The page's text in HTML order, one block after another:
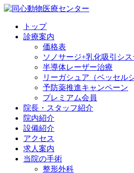
トップ
診療案内
価格表
ソノサージ+乳化吸引シス
半導体レーザー治療
リーガシュア（ベッセル
予防薬推進キャンペーン
プレミアム会員
院長・ スタッフ紹介
院内紹介
設備紹介
アクセス
求人案内
当院の手術
整形外科